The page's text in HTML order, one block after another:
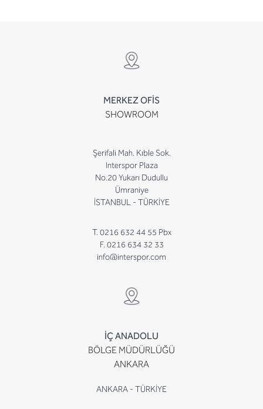
MERKEZ OFİS
SHOWROOM
Şerifali Mah. Kıble Sok.
Interspor Plaza
No.20 Yukarı Dudullu
Ümraniye
İSTANBUL - TÜRKİYE
T. 0216 632 44 55 Pbx
F. 0216 634 32 33
info@interspor.com
İÇ ANADOLU
BÖLGE MÜDÜRLÜĞÜ
ANKARA
ANKARA - TÜRKİYE